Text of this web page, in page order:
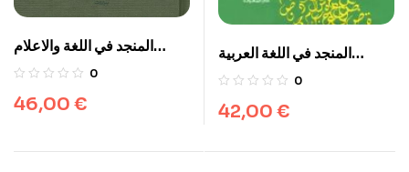
المنجد في اللغة والاعلام
dictionnaire Almunjid
0
46,00 €
المنجد في اللغة العربية
المعاصرة Dictionnaire
0
42,00 €